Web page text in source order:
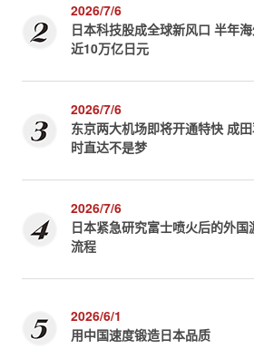
2026/7/6
日本科技股成全球新风口 半年
近10万亿日元
2026/7/6
东京两大机场即将开通特快 成
时直达不是梦
2026/7/6
日本紧急研究富士喷火后的外国
流程
2026/6/1
用中国速度锻造日本品质